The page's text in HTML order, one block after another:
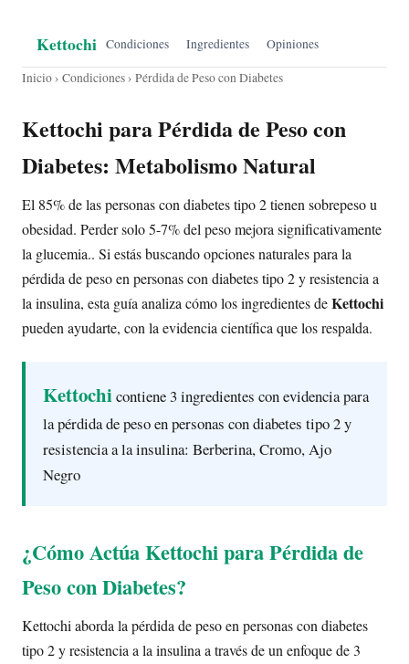
Kettochi Condiciones Ingredientes Opiniones
Inicio› Condiciones› Pérdida de Peso con Diabetes
Kettochi para Pérdida de Peso con
Diabetes: Metabolismo Natural
El 85% de las personas con diabetes tipo 2 tienen sobrepeso u
obesidad. Perder solo 5-7% del peso mejora significativamente
la glucemia.. Si estás buscando opciones naturales para la
pérdida de peso en personas con diabetes tipo 2 y resistencia a
la insulina, esta guía analiza cómo los ingredientes deKettochi
pueden ayudarte, con la evidencia científica que los respalda.
Kettochicontiene 3 ingredientes con evidencia para
la pérdida de peso en personas con diabetes tipo 2 y
resistencia a la insulina: Berberina, Cromo, Ajo
Negro
¿Cómo Actúa Kettochi para Pérdida de
Peso con Diabetes?
Kettochi aborda la pérdida de peso en personas con diabetes
tipo 2 y resistencia a la insulina a través de un enfoque de 3